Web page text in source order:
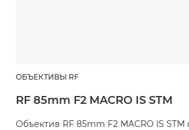
ОБЪЕКТИВЫ RF
RF 85mm F2 MACRO IS STM
Объектив RF 85mm F2 MACRO IS STM